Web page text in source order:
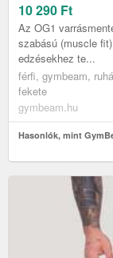
10 290 Ft
Az OG1
szabású (muscle
edzésekhez te...
férfi, gymbeam,
fekete
gymbeam.hu
Hasonlók, mint